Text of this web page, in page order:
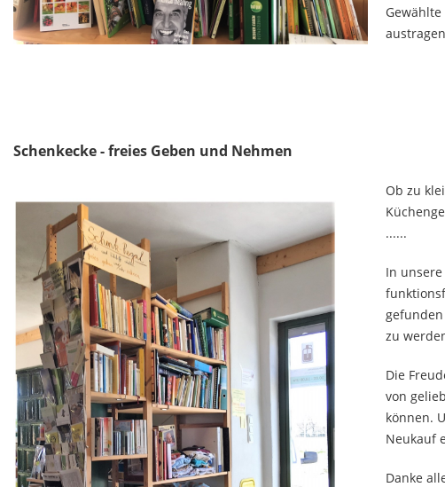
Schenkecke - freies Geben und Nehmen
Ob zu
......
In
zu
Die
von
können.
Neukauf
Danke